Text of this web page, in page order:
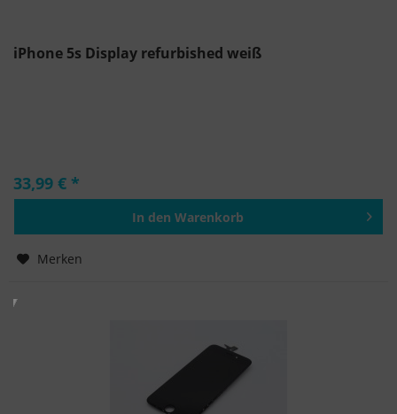
iPhone 5s Display refurbished weiß
33,99 € *
In den Warenkorb
Merken